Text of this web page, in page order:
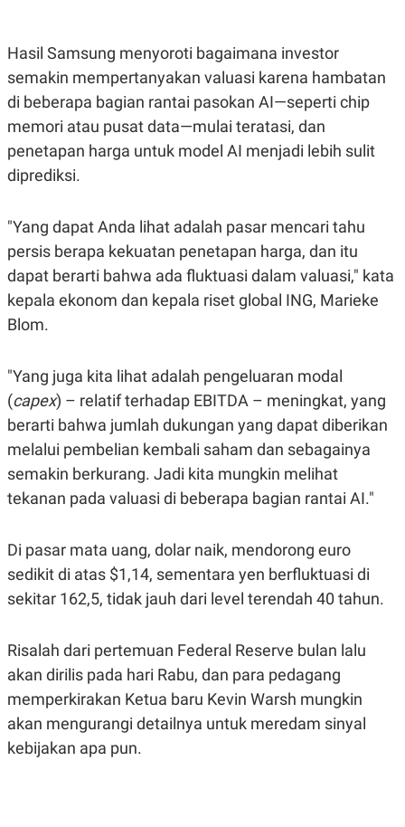
Hasil Samsung menyoroti bagaimana investor
semakin mempertanyakan valuasi karena hambatan
di beberapa bagian rantai pasokan AI—seperti chip
memori atau pusat data—mulai teratasi, dan
penetapan harga untuk model AI menjadi lebih sulit
diprediksi.
"Yang dapat Anda lihat adalah pasar mencari tahu
persis berapa kekuatan penetapan harga, dan itu
dapat berarti bahwa ada fluktuasi dalam valuasi," kata
kepala ekonom dan kepala riset global ING, Marieke
Blom.
"Yang juga kita lihat adalah pengeluaran modal
(capex) – relatif terhadap EBITDA – meningkat, yang
berarti bahwa jumlah dukungan yang dapat diberikan
melalui pembelian kembali saham dan sebagainya
semakin berkurang. Jadi kita mungkin melihat
tekanan pada valuasi di beberapa bagian rantai AI."
Di pasar mata uang, dolar naik, mendorong euro
sedikit di atas $1,14, sementara yen berfluktuasi di
sekitar 162,5, tidak jauh dari level terendah 40 tahun.
Risalah dari pertemuan Federal Reserve bulan lalu
akan dirilis pada hari Rabu, dan para pedagang
memperkirakan Ketua baru Kevin Warsh mungkin
akan mengurangi detailnya untuk meredam sinyal
kebijakan apa pun.